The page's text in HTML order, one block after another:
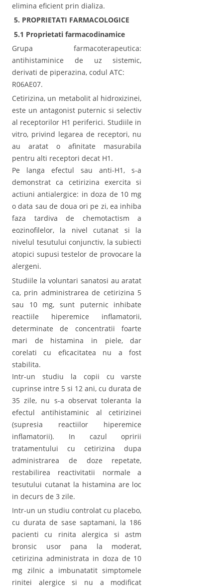
elimina eficient prin dializa.
5. PROPRIETATI FARMACOLOGICE
5.1 Proprietati farmacodinamice
Grupa farmacoterapeutica:
antihistaminice de uz sistemic,
derivati de piperazina, codul ATC:
R06AE07.
Cetirizina, un metabolit al hidroxizinei,
este un antagonist puternic si selectiv
al receptorilor H1 periferici. Studiile in
vitro, privind legarea de receptori, nu
au aratat o afinitate masurabila
pentru alti receptori decat H1.
Pe langa efectul sau anti-H1, s-a
demonstrat ca cetirizina exercita si
actiuni antialergice: in doza de 10 mg
o data sau de doua ori pe zi, ea inhiba
faza tardiva de chemotactism a
eozinofilelor, la nivel cutanat si la
nivelul tesutului conjunctiv, la subiecti
atopici supusi testelor de provocare la
alergeni.
Studiile la voluntari sanatosi au aratat
ca, prin administrarea de cetirizina 5
sau 10 mg, sunt puternic inhibate
reactiile hiperemice inflamatorii,
determinate de concentratii foarte
mari de histamina in piele, dar
corelati cu eficacitatea nu a fost
stabilita.
Intr-un studiu la copii cu varste
cuprinse intre 5 si 12 ani, cu durata de
35 zile, nu s-a observat toleranta la
efectul antihistaminic al cetirizinei
(supresia reactiilor hiperemice
inflamatorii). In cazul opririi
tratamentului cu cetirizina dupa
administrarea de doze repetate,
restabilirea reactivitatii normale a
tesutului cutanat la histamina are loc
in decurs de 3 zile.
Intr-un un studiu controlat cu placebo,
cu durata de sase saptamani, la 186
pacienti cu rinita alergica si astm
bronsic usor pana la moderat,
cetirizina administrata in doza de 10
mg zilnic a imbunatatit simptomele
rinitei alergice si nu a modificat